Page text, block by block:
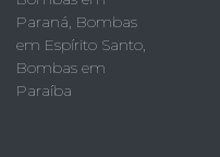
Paraná, Bombas
em Espírito Santo,
Bombas em
Paraíba